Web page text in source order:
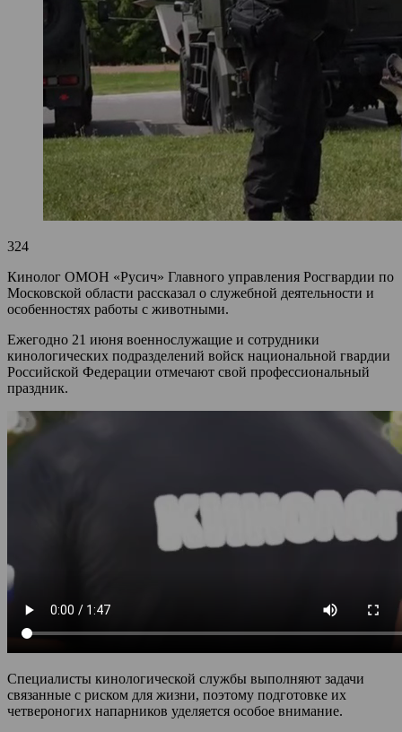
324
Кинолог ОМОН «Русич» Главного управления Росгвардии по
Московской области рассказал о служебной деятельности и
особенностях работы с животными.
Ежегодно 21 июня военнослужащие и сотрудники
кинологических подразделений войск национальной гвардии
Российской Федерации отмечают свой профессиональный
праздник.
Специалисты кинологической службы выполняют задачи
связанные с риском для жизни, поэтому подготовке их
четвероногих напарников уделяется особое внимание.